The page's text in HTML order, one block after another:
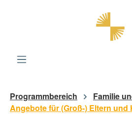
Programmbereich
Familie
Angebote für (Groß-) Eltern und